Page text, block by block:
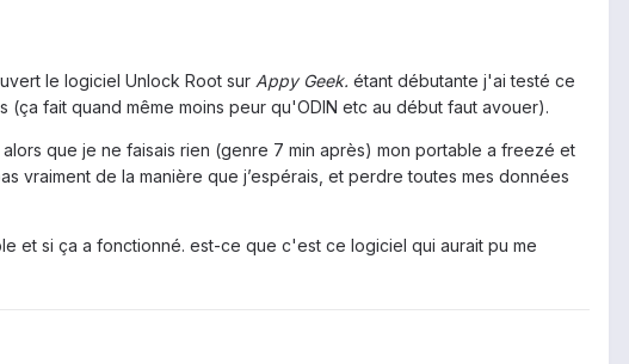
le logiciel Unlock Root sur Appy Geek. étant débutante j'ai testé ce
fait quand même moins peur qu'ODIN etc au début faut avouer).
que je ne faisais rien (genre 7 min après) mon portable a freezé et
vraiment de la manière que j’espérais, et perdre toutes mes données
et si ça a fonctionné. est-ce que c'est ce logiciel qui aurait pu me